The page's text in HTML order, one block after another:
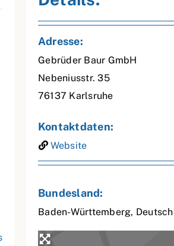
Adresse:
Gebrüder Baur GmbH
Nebeniusstr. 35
76137 Karlsruhe
Kontaktdaten:
Website
Bundesland:
Baden-Württemberg,